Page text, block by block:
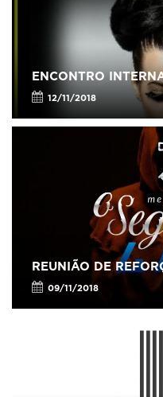
ENCONTRO
12/11/2018
REUNIÃO DE
09/11/2018